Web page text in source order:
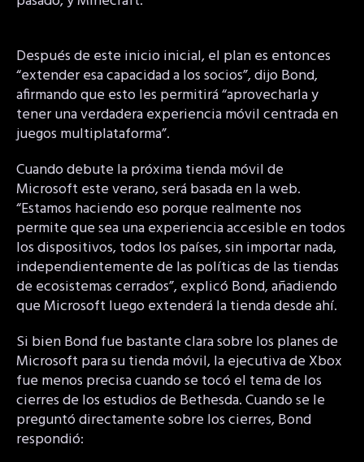
Después de este inicio inicial, el plan es entonces
“extender esa capacidad a los socios”, dijo Bond,
afirmando que esto les permitirá “aprovecharla y
tener una verdadera experiencia móvil centrada en
juegos multiplataforma”.
Cuando debute la próxima tienda móvil de
Microsoft este verano, será basada en la web.
“Estamos haciendo eso porque realmente nos
permite que sea una experiencia accesible en todos
los dispositivos, todos los países, sin importar nada,
independientemente de las políticas de las tiendas
de ecosistemas cerrados”, explicó Bond, añadiendo
que Microsoft luego extenderá la tienda desde ahí.
Si bien Bond fue bastante clara sobre los planes de
Microsoft para su tienda móvil, la ejecutiva de Xbox
fue menos precisa cuando se tocó el tema de los
cierres de los estudios de Bethesda. Cuando se le
preguntó directamente sobre los cierres, Bond
respondió: